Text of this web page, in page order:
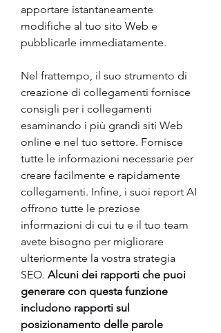
apportare istantaneamente
modifiche al tuo sito Web e
pubblicarle immediatamente.
Nel frattempo, il suo strumento di
creazione di collegamenti fornisce
consigli per i collegamenti
esaminando i più grandi siti Web
online e nel tuo settore. Fornisce
tutte le informazioni necessarie per
creare facilmente e rapidamente
collegamenti. Infine, i suoi report AI
offrono tutte le preziose
informazioni di cui tu e il tuo team
avete bisogno per migliorare
ulteriormente la vostra strategia
SEO. Alcuni dei rapporti che puoi
generare con questa funzione
includono rapporti sul
posizionamento delle parole